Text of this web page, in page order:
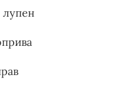
лупен